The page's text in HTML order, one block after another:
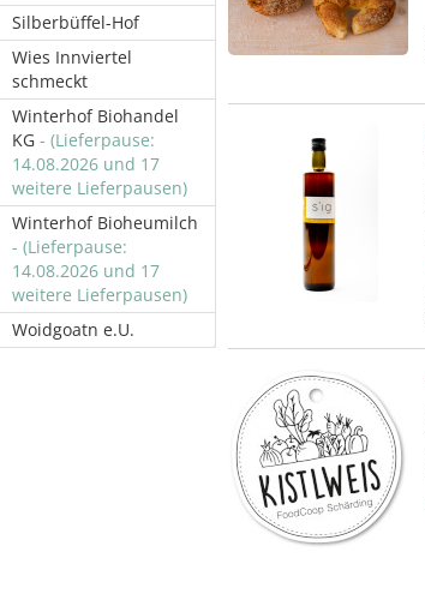
Silberbüffel-Hof
Wies Innviertel
schmeckt
Winterhof Biohandel
KG - (Lieferpause:
14.08.2026 und 17
weitere Lieferpausen)
Winterhof Bioheumilch
- (Lieferpause:
14.08.2026 und 17
weitere Lieferpausen)
Woidgoatn e.U.